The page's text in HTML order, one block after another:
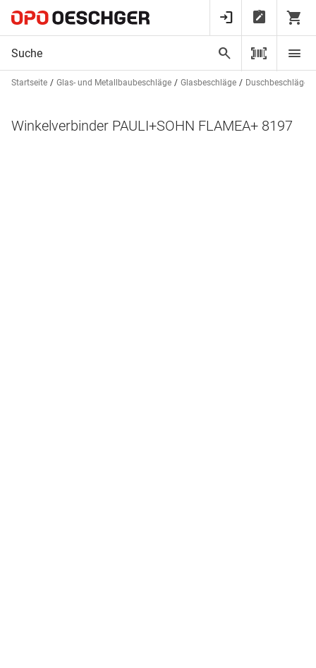
Startseite Glas- und Metallbaubeschläge Glasbeschläge Duschbeschläge
Winkelverbinder PAULI+SOHN FLAMEA+ 8197